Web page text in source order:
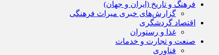
فرهنگ و تاریخ (ایران و جهان)
گزارش‌های خبری میراث فرهنگی
اقتصاد گردشگری
غذا و رستوران
صنعت و تجارت و خدمات
فناوری